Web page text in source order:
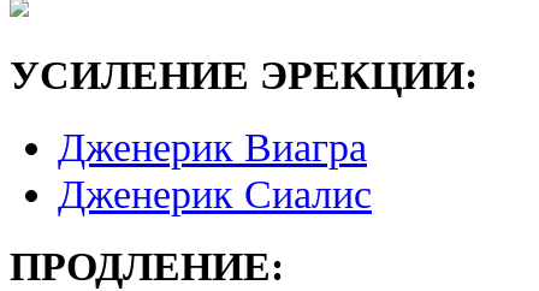
УСИЛЕНИЕ ЭРЕКЦИИ:
Дженерик Виагра
Дженерик Сиалис
ПРОДЛЕНИЕ: